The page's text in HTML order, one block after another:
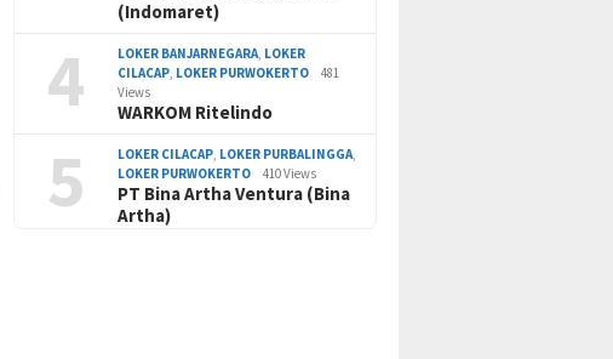
(Indomaret)
4 LOKER BANJARNEGARA, LOKER
CILACAP, LOKER PURWOKERTO
481
Views
WARKOM Ritelindo
5 LOKER CILACAP, LOKER PURBALINGGA,
LOKER PURWOKERTO
410 Views
PT Bina Artha Ventura (Bina
Artha)